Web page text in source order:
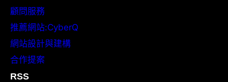
顧問服務
推薦網站:CyberQ
網站設計與建構
合作提案
RSS